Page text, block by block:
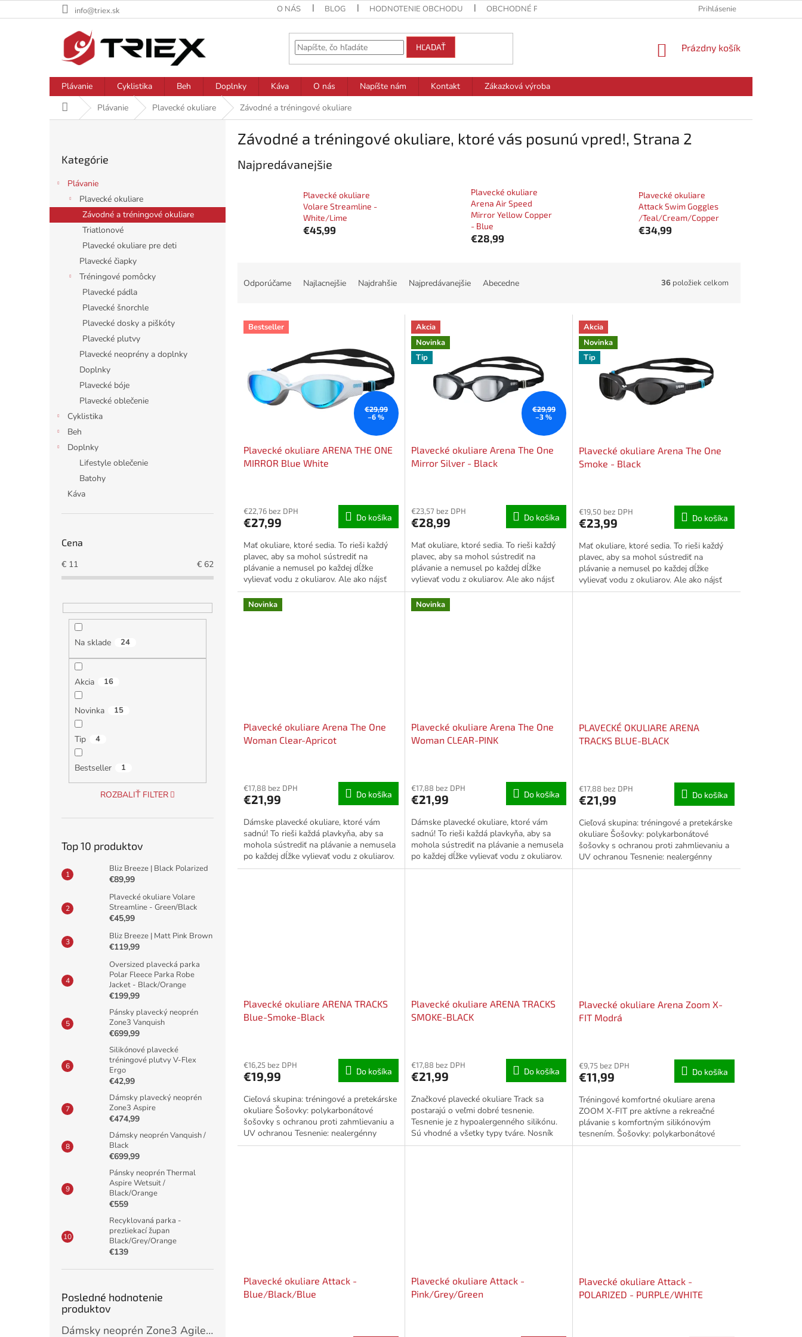
na
info@triex.sk O NÁS BLOG HODNOTENIE OBCHODU OBCHODNÉ PODMIENKY PODMIENKY OCHRANY OSOBNÝCH ÚDAJOV
Prihlásenie
HĽADAŤ
NÁKUPNÝ
Prázdny košík
Plávanie Cyklistika Beh Doplnky Káva O nás Napíšte nám Kontakt
Zákazková výroba
DomovPlávanie Plavecké okuliare Závodné a tréningové okuliare
a
kategórie
Kategórie
Plávanie
Plavecké okuliare
Závodné a tréningové okuliare
Triatlonové
Plavecké okuliare pre deti
Plavecké čiapky
Tréningové pomôcky
Plavecké pádla
Plavecké šnorchle
Plavecké dosky a piškóty
Plavecké plutvy
Plavecké neoprény a doplnky
Doplnky
Plavecké bóje
Plavecké oblečenie
Cyklistika
Beh
Doplnky
Lifestyle oblečenie
Batohy
Káva
Cena
€ 11 € 62
Na sklade 24
Akcia 16
Novinka 15
Tip 4
Bestseller 1
ROZBALIŤ FILTER
Top 10 produktov
Bliz Breeze | Black Polarized
€89,99
Plavecké okuliare Volare
Streamline - Green/Black
€45,99
Bliz Breeze | Matt Pink Brown
€119,99
Oversized plavecká parka
Polar Fleece Parka Robe
Jacket - Black/Orange
€199,99
Pánsky plavecký neoprén
Zone3 Vanquish
€699,99
Silikónové plavecké
tréningové plutvy V-Flex
Ergo
€42,99
Dámsky plavecký neoprén
Zone3 Aspire
€474,99
Dámsky neoprén Vanquish /
Black
€699,99
Pánsky neoprén Thermal
Aspire Wetsuit /
Black/Orange
€559
Recyklovaná parka -
prezliekací župan
Black/Grey/Orange
€139
Posledné hodnotenie
produktov
Dámsky neoprén Zone3 Agile / Black/Pink/Turquoise
Závodné a tréningové okuliare, ktoré vás posunú vpred!, Strana 2
Najpredávanejšie
Plavecké okuliare
Volare Streamline -
White/Lime
€45,99
Plavecké okuliare
Arena Air Speed
Mirror Yellow Copper
- Blue
€28,99
Plavecké okuliare
Attack Swim Goggles
/Teal/Cream/Copper
€34,99
n
Odporúčame Najlacnejšie Najdrahšie Najpredávanejšie Abecedne 36 položiek celkom
V Bestseller
€29,99
–6 %
Plavecké okuliare ARENA THE ONE
MIRROR Blue White
€22,76 bez DPH
€27,99 Do košíka
Mať okuliare, ktoré sedia. To rieši každý
plavec, aby sa mohol sústrediť na
plávanie a nemusel po každej dĺžke
vylievať vodu z okuliarov. Ale ako nájsť
tie správne okuliare, keď...
Akcia
Novinka
Tip
€29,99
–3 %
Plavecké okuliare Arena The One
Mirror Silver - Black
produktu
je
z
5
hviezdičiek.
€23,57 bez DPH
€28,99 Do košíka
Mať okuliare, ktoré sedia. To rieši každý
plavec, aby sa mohol sústrediť na
plávanie a nemusel po každej dĺžke
vylievať vodu z okuliarov. Ale ako nájsť
tie správne...
Akcia
Novinka
Tip
Plavecké okuliare Arena The One
Smoke - Black
€19,50 bez DPH
€23,99 Do košíka
Mať okuliare, ktoré sedia. To rieši každý
plavec, aby sa mohol sústrediť na
plávanie a nemusel po každej dĺžke
vylievať vodu z okuliarov. Ale ako nájsť
tie správne...
Novinka
Plavecké okuliare Arena The One
Woman Clear-Apricot
€17,88 bez DPH
€21,99 Do košíka
Dámske plavecké okuliare, ktoré vám
sadnú! To rieši každá plavkyňa, aby sa
mohola sústrediť na plávanie a nemusela
po každej dĺžke vylievať vodu z okuliarov.
Ale ako nájsť...
Novinka
Plavecké okuliare Arena The One
Woman CLEAR-PINK
€17,88 bez DPH
€21,99 Do košíka
Dámske plavecké okuliare, ktoré vám
sadnú! To rieši každá plavkyňa, aby sa
mohola sústrediť na plávanie a nemusela
po každej dĺžke vylievať vodu z okuliarov.
Ale ako nájsť...
PLAVECKÉ OKULIARE ARENA
TRACKS BLUE-BLACK
€17,88 bez DPH
€21,99 Do košíka
Cieľová skupina: tréningové a pretekárske
okuliare Šošovky: polykarbonátové
šošovky s ochranou proti zahmlievaniu a
UV ochranou Tesnenie: nealergénny
silikónové tesnenie...
Plavecké okuliare ARENA TRACKS
Blue-Smoke-Black
€16,25 bez DPH
€19,99 Do košíka
Cieľová skupina: tréningové a pretekárske
okuliare Šošovky: polykarbonátové
šošovky s ochranou proti zahmlievaniu a
UV ochranou Tesnenie: nealergénny
silikónové tesnenie...
Plavecké okuliare ARENA TRACKS
SMOKE-BLACK
€17,88 bez DPH
€21,99 Do košíka
Značkové plavecké okuliare Track sa
postarajú o veľmi dobré tesnenie.
Tesnenie je z hypoalergenného silikónu.
Sú vhodné a všetky typy tváre. Nosník
majú vymeniteľný až v troch...
Plavecké okuliare Arena Zoom X-
FIT Modrá
€9,75 bez DPH
€11,99 Do košíka
Tréningové komfortné okuliare arena
ZOOM X-FIT pre aktívne a rekreačné
plávanie s komfortným silikónovým
tesnením. Šošovky: polykarbonátové
šošovky s ochranou...
Plavecké okuliare Attack -
Blue/Black/Blue
Plavecké okuliare Attack -
Pink/Grey/Green
Plavecké okuliare Attack -
POLARIZED - PURPLE/WHITE